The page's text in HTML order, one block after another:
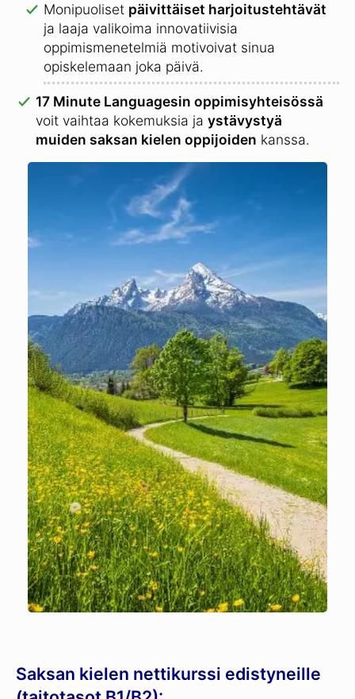
Monipuoliset päivittäiset harjoitustehtävät
ja laaja valikoima innovatiivisia
oppimismenetelmiä motivoivat sinua
opiskelemaan joka päivä.
17 Minute Languagesin oppimisyhteisössä
voit vaihtaa kokemuksia ja ystävystyä
muiden saksan kielen oppijoiden kanssa.
Saksan kielen nettikurssi edistyneille